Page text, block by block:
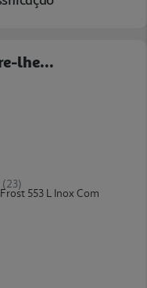
lhe...
(23)
553 L Inox Com